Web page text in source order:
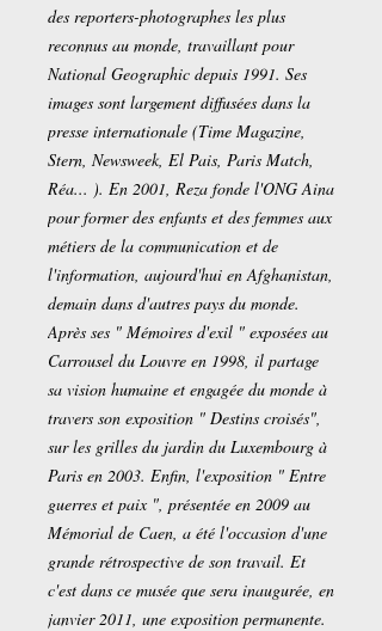
des reporters-photographes les plus
reconnus au monde, travaillant pour
National Geographic depuis 1991. Ses
images sont largement diffusées dans la
presse internationale (Time Magazine,
Stern, Newsweek, El Pais, Paris Match,
Réa... ). En 2001, Reza fonde l'ONG Aina
pour former des enfants et des femmes aux
métiers de la communication et de
l'information, aujourd'hui en Afghanistan,
demain dans d'autres pays du monde.
Après ses " Mémoires d'exil " exposées au
Carrousel du Louvre en 1998, il partage
sa vision humaine et engagée du monde à
travers son exposition " Destins croisés",
sur les grilles du jardin du Luxembourg à
Paris en 2003. Enfin, l'exposition " Entre
guerres et paix ", présentée en 2009 au
Mémorial de Caen, a été l'occasion d'une
grande rétrospective de son travail. Et
c'est dans ce musée que sera inaugurée, en
janvier 2011, une exposition permanente.